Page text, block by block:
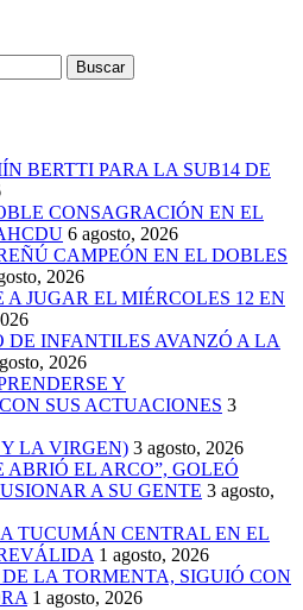
BERTTI PARA LA SUB14 DE
CONSAGRACIÓN EN EL
6 agosto, 2026
CAMPEÓN EN EL DOBLES
2026
JUGAR EL MIÉRCOLES 12 EN
DE INFANTILES AVANZÓ A LA
2026
Y
SUS ACTUACIONES 3
LA VIRGEN) 3 agosto, 2026
ABRIÓ EL ARCO”, GOLEÓ
A SU GENTE 3 agosto,
TUCUMÁN CENTRAL EN EL
1 agosto, 2026
LA TORMENTA, SIGUIÓ CON
1 agosto, 2026